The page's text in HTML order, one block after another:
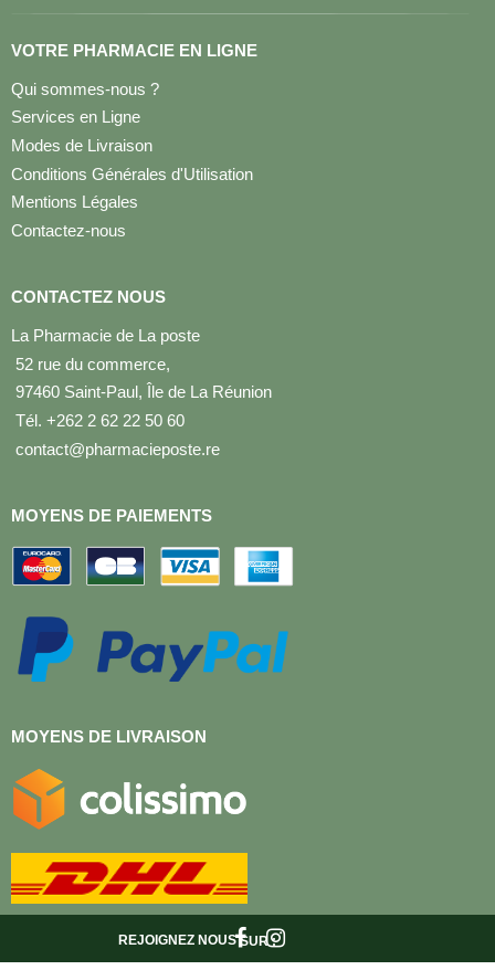
VOTRE PHARMACIE EN LIGNE
Qui sommes-nous ?
Services en Ligne
Modes de Livraison
Conditions Générales d'Utilisation
Mentions Légales
Contactez-nous
CONTACTEZ NOUS
La Pharmacie de La poste
52 rue du commerce,
97460 Saint-Paul, Île de La Réunion
Tél. +262 2 62 22 50 60
contact@pharmacieposte.re
MOYENS DE PAIEMENTS
MOYENS DE LIVRAISON
SUR :
REJOIGNEZ NOUS